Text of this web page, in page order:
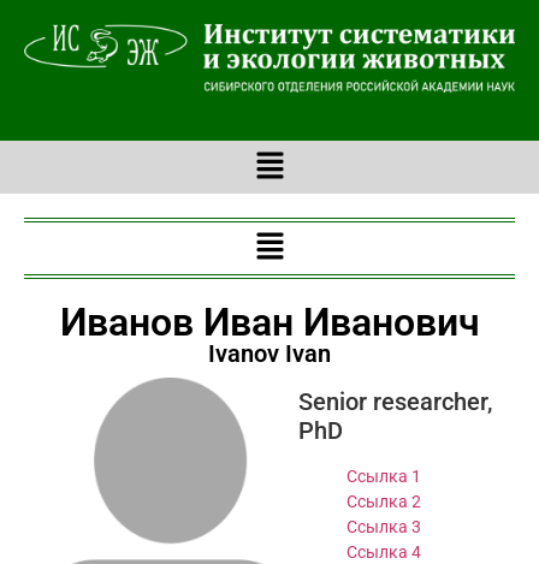
Иванов Иван Иванович
Ivanov Ivan
Senior researcher,
PhD
Ссылка 1
Ссылка 2
Ссылка 3
Ссылка 4